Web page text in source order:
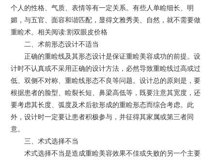
个人的性格、气质、表情等有一定关系。有些人单睑细长、明
媚，与五官、面容和谐匹配，显得文雅秀美、自然，就不需要做
重睑术。相关阅读:割双眼皮价格
二、术前形态设计不适当
正确的重睑线及其形态设计是保证重睑美容成功的前提。设
计时不认真或不采用正确的设计方法，必然导致重睑线过高或过
低、双侧不对称、重睑线形态不良等问题。设计总的原则是，要
根据患者的脸型、睑裂长短、鼻梁高低等，既要注意其宽度，还
要考虑其长度、弧度及术后欲形成的重睑形态而综合考虑。此
外，设计时一定要让患者积极参与，并征得其家属或第三者同
意。
三、术式选择不当
术式选择不当是造成重睑美容效果不佳或失败的另一个主要